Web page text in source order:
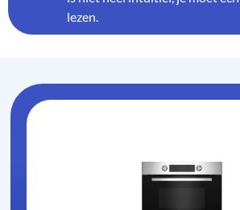
lezen.